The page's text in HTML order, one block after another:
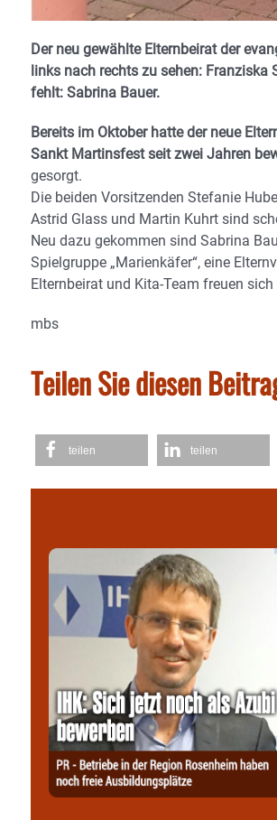
Der neu gewählte Elternbeirat der
links nach rechts zu sehen: Franziska
fehlt: Sabrina Bauer.
Bereits im Oktober hatte der neue
Sankt Martinsfest seit zwei Jahren
gesorgt.
Die beiden Vorsitzenden Stefanie
Astrid Glass und Martin Kuhrt sind
Neu dazu gekommen sind Sabrina
Spielgruppe „Marienkäfer“, eine
Elternbeirat und Kita-Team freuen
mbs
Teilen Sie diesen
teilen teilen